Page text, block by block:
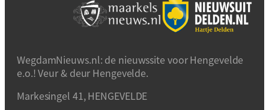
WegdamNieuws.nl: de nieuwssite voor Hengevelde
e.o.! Veur & deur Hengevelde.
Markesingel 41, HENGEVELDE